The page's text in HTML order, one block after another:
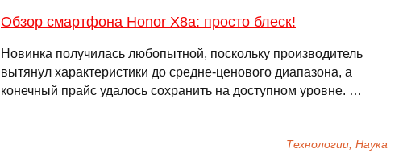
Обзор смартфона Honor X8a: просто блеск!
Новинка получилась любопытной, поскольку производитель
вытянул характеристики до средне-ценового диапазона, а
конечный прайс удалось сохранить на доступном уровне. …
Технологии, Наука